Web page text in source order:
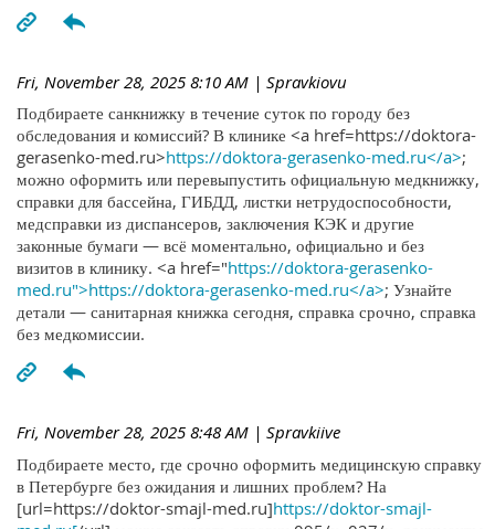
Fri, November 28, 2025 8:10 AM | Spravkiovu
Подбираете санкнижку в течение суток по городу без
обследования и комиссий? В клинике <a href=https://doktora-
gerasenko-med.ru>https://doktora-gerasenko-med.ru</a>;
можно оформить или перевыпустить официальную медкнижку,
справки для бассейна, ГИБДД, листки нетрудоспособности,
медсправки из диспансеров, заключения КЭК и другие
законные бумаги — всё моментально, официально и без
визитов в клинику. <a href="https://doktora-gerasenko-
med.ru">https://doktora-gerasenko-med.ru</a>; Узнайте
детали — санитарная книжка сегодня, справка срочно, справка
без медкомиссии.
Fri, November 28, 2025 8:48 AM | Spravkiive
Подбираете место, где срочно оформить медицинскую справку
в Петербурге без ожидания и лишних проблем? На
[url=https://doktor-smajl-med.ru]https://doktor-smajl-